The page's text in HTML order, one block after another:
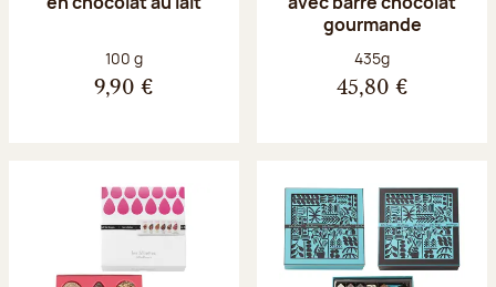
Poids net :
100 g
9,90 €
gourmande
Poids net :
435g
45,80 €